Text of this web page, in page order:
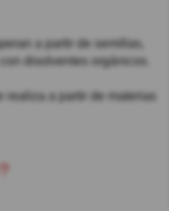
a partir de semillas,
disolventes orgánicos.
realiza a partir de materias